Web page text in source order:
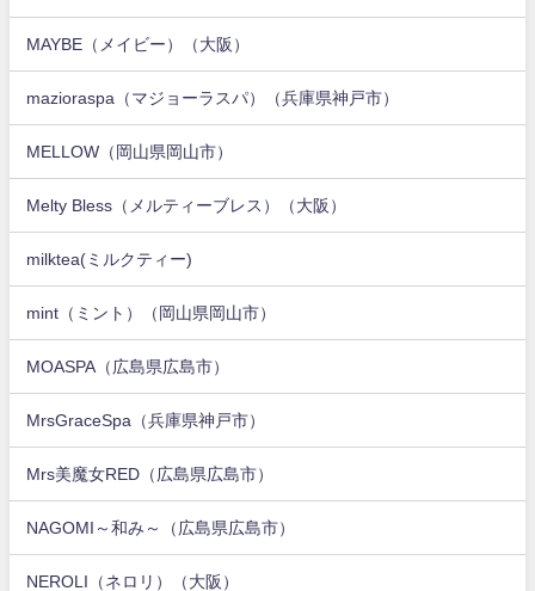
MAYBE（メイビー）（大阪）
mazioraspa（マジョーラスパ）（兵庫県神戸市）
MELLOW（岡山県岡山市）
Melty Bless（メルティーブレス）（大阪）
milktea(ミルクティー)
mint（ミント）（岡山県岡山市）
MOASPA（広島県広島市）
MrsGraceSpa（兵庫県神戸市）
Mrs美魔女RED（広島県広島市）
NAGOMI～和み～（広島県広島市）
NEROLI（ネロリ）（大阪）